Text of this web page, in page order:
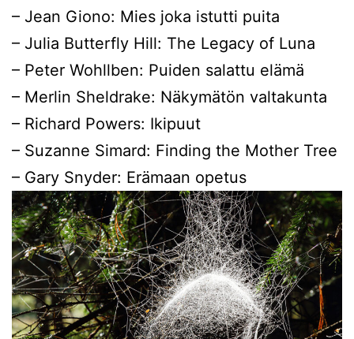
– Jean Giono: Mies joka istutti puita
– Julia Butterfly Hill: The Legacy of Luna
– Peter Wohllben: Puiden salattu elämä
– Merlin Sheldrake: Näkymätön valtakunta
– Richard Powers: Ikipuut
– Suzanne Simard: Finding the Mother Tree
– Gary Snyder: Erämaan opetus